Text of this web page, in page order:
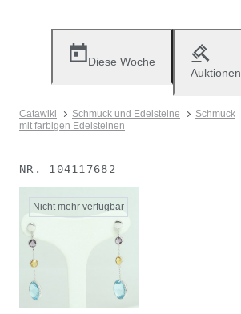
Diese Woche
Auktionen
Catawiki Schmuck und Edelsteine Schmuck
mit farbigen Edelsteinen
NR. 104117682
Nicht mehr verfügbar